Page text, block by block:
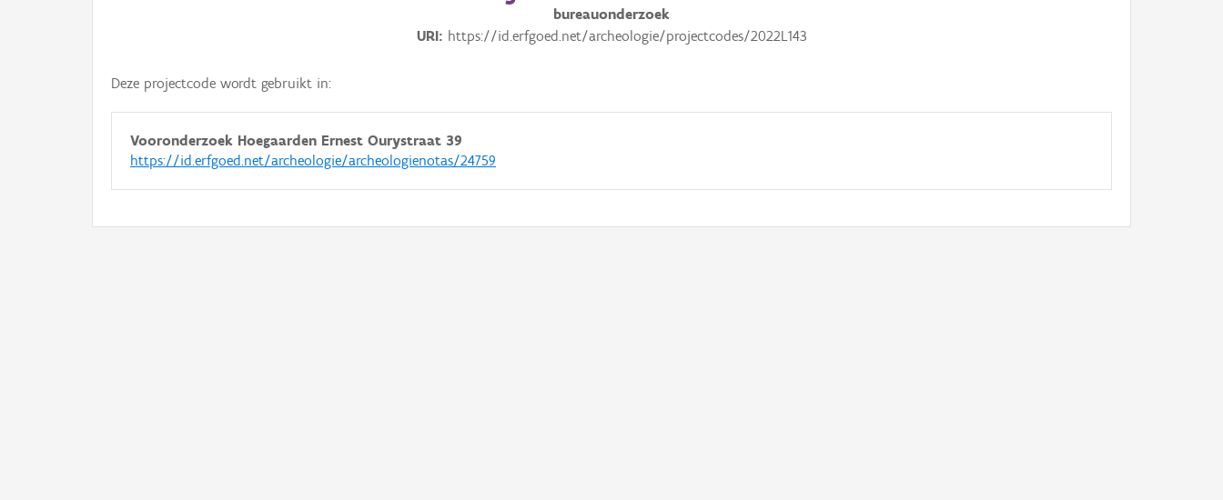
bureauonderzoek
URI
https://id.erfgoed.net/archeologie/projectcodes/2022L143
Deze projectcode wordt gebruikt in:
Vooronderzoek Hoegaarden Ernest Ourystraat 39
https://id.erfgoed.net/archeologie/archeologienotas/24759